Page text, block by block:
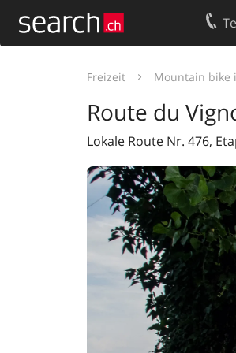
Freizeit Mountain bike
Route du
Lokale Route Nr. 476,